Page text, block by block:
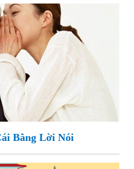
Bằng Lời Nói